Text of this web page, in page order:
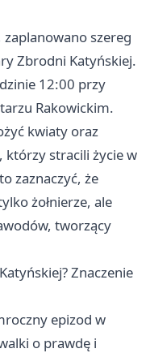
szereg
Zbrodni Katyńskiej.
12:00 przy
Rakowickim.
kwiaty oraz
którzy stracili życie w
zaznaczyć, że
żołnierze, ale
tworzący
Znaczenie
epizod w
o prawdę i